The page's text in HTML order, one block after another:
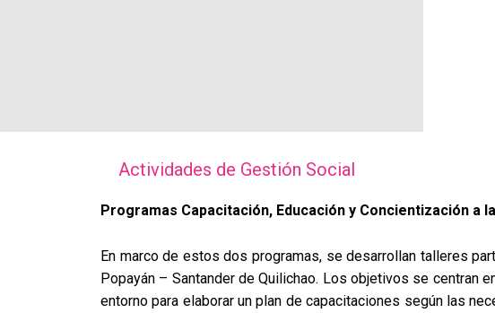
Actividades de Gestión Social
Programas Capacitación, Educación y Concientización a
En marco de estos dos programas, se desarrollan talleres
Popayán – Santander de Quilichao. Los objetivos se centran
entorno para elaborar un plan de capacitaciones según las